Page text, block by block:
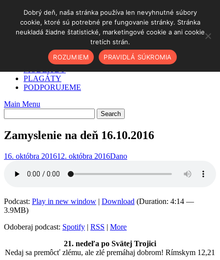
contentDOMOV
✓ AKO NA TO
PODCAST
PLAGÁTY
PODPORUJEME
Main Menu
Zamyslenie na deň 16.10.2016
16. októbra 201612. októbra 2016Dano
Podcast: Play in new window | Download (Duration: 4:14 —
3.9MB)
Odoberaj podcast: Spotify | RSS | More
21. nedeľa po Svätej Trojici
Nedaj sa premôcť zlému, ale zlé premáhaj dobrom! Rímskym 12,21
Dobrý deň, naša stránka používa len nevyhnutné súbory
cookie, ktoré sú potrebné pre fungovanie stránky. Stránka
neukladá žiadne štatistické, marketingové cookie a ani cookie
tretích strán.
ROZUMIEM
PRAVIDLÁ SÚKROMIA